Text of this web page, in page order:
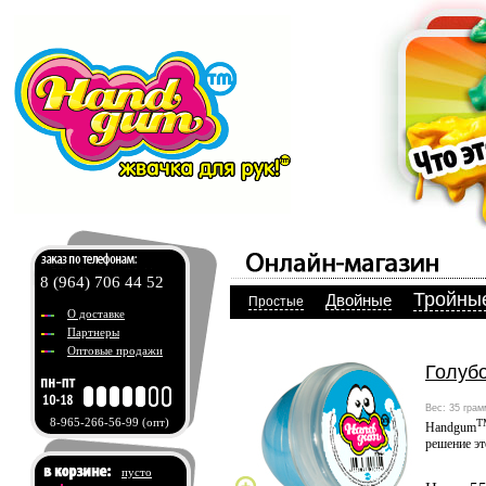
О доставке
Партнеры
Оптовые продажи
пусто
8 (964) 706 44 52
8-965-266-56-99 (опт)
Простые Двойные
Вес: 35
Handgum
решение